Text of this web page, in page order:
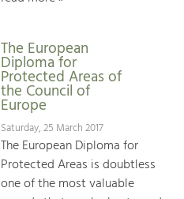
The European
Diploma for
Protected Areas of
the Council of
Europe
Saturday, 25 March 2017
The European Diploma for
Protected Areas is doubtless
one of the most valuable